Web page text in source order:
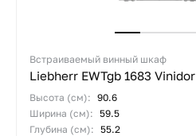
Встраиваемый винный шкаф
Liebherr EWTgb 1683 Vinidor
Высота (см): 90.6
Ширина (см): 59.5
Глубина (см): 55.2